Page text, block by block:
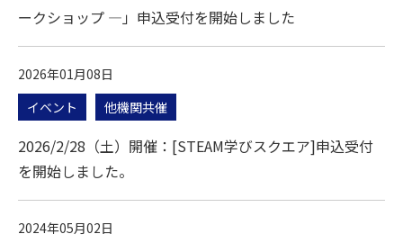
ークショップ ―」申込受付を開始しました
2026年01月08日
イベント
他機関共催
2026/2/28（土）開催：[STEAM学びスクエア]申込受付
を開始しました。
2024年05月02日